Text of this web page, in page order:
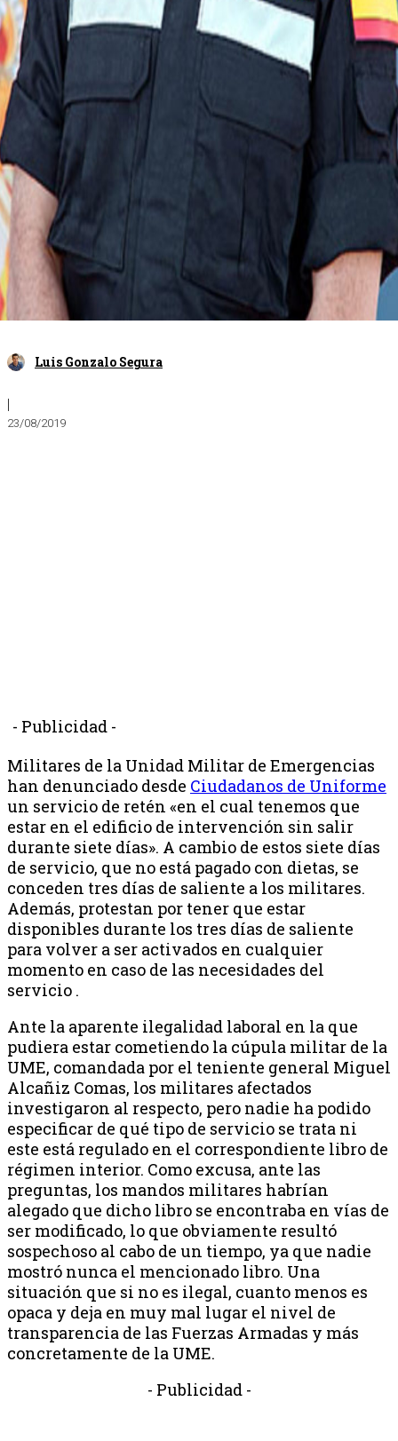
Luis Gonzalo Segura
|
23/08/2019
- Publicidad -
Militares de la Unidad Militar de Emergencias
han denunciado desde Ciudadanos de Uniforme
un servicio de retén «en el cual tenemos que
estar en el edificio de intervención sin salir
durante siete días». A cambio de estos siete días
de servicio, que no está pagado con dietas, se
conceden tres días de saliente a los militares.
Además, protestan por tener que estar
disponibles durante los tres días de saliente
para volver a ser activados en cualquier
momento en caso de las necesidades del
servicio .
Ante la aparente ilegalidad laboral en la que
pudiera estar cometiendo la cúpula militar de la
UME, comandada por el teniente general Miguel
Alcañiz Comas, los militares afectados
investigaron al respecto, pero nadie ha podido
especificar de qué tipo de servicio se trata ni
este está regulado en el correspondiente libro de
régimen interior. Como excusa, ante las
preguntas, los mandos militares habrían
alegado que dicho libro se encontraba en vías de
ser modificado, lo que obviamente resultó
sospechoso al cabo de un tiempo, ya que nadie
mostró nunca el mencionado libro. Una
situación que si no es ilegal, cuanto menos es
opaca y deja en muy mal lugar el nivel de
transparencia de las Fuerzas Armadas y más
concretamente de la UME.
- Publicidad -